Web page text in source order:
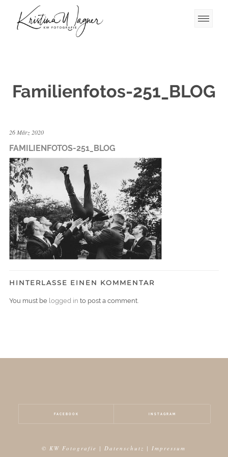
Familienfotos-251_BLOG
26 März 2020
FAMILIENFOTOS-251_BLOG
HINTERLASSE EINEN KOMMENTAR
You must be logged in to post a comment.
FACEBOOK INSTAGRAM
© KW Fotografie |Datenschutz |Impressum